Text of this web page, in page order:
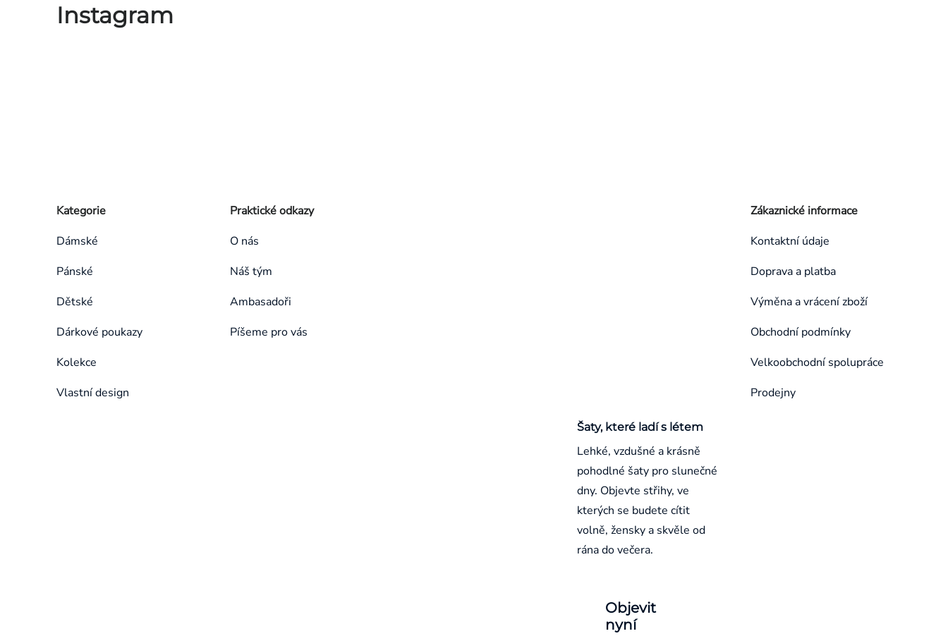
Instagram
kategorie
Kategorie
Dámské
Pánské
Dětské
Dárkové poukazy
Kolekce
Vlastní design
Praktické odkazy
O nás
Náš tým
Ambasadoři
Píšeme pro vás
Šaty, které ladí s létem
Lehké, vzdušné a krásně
pohodlné šaty pro slunečné
dny. Objevte střihy, ve
kterých se budete cítit
volně, žensky a skvěle od
rána do večera.
Objevit
nyní
Zákaznické informace
Kontaktní údaje
Doprava a platba
Výměna a vrácení zboží
Obchodní podmínky
Velkoobchodní spolupráce
Prodejny